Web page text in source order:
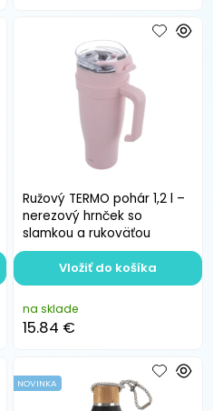
Ružový TERMO pohár 1,2 l –
nerezový hrnček so
slamkou a rukoväťou
na sklade
15.84 €
Vložiť do košíka
NOVINKA